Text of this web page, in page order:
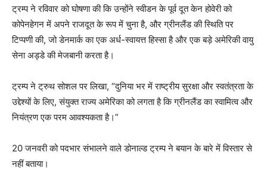
ट्रम्प ने रविवार को घोषणा की कि उन्होंने स्वीडन के पूर्व दूत केन होवेरी को
कोपेनहेगन में अपने राजदूत के रूप में चुना है, और ग्रीनलैंड की स्थिति पर
टिप्पणी की, जो डेनमार्क का एक अर्ध-स्वायत्त हिस्सा है और एक बड़े अमेरिकी वायु
सेना अड्डे की मेजबानी करता है।
ट्रम्प ने ट्रुथ सोशल पर लिखा, “दुनिया भर में राष्ट्रीय सुरक्षा और स्वतंत्रता के
उद्देश्यों के लिए, संयुक्त राज्य अमेरिका को लगता है कि ग्रीनलैंड का स्वामित्व और
नियंत्रण एक परम आवश्यकता है।”
20 जनवरी को पदभार संभालने वाले डोनाल्ड ट्रम्प ने बयान के बारे में विस्तार से
नहीं बताया।